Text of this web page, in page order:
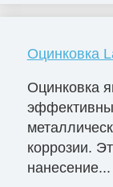
Оцинковка
Оцинковка
коррозии.
нанесение...